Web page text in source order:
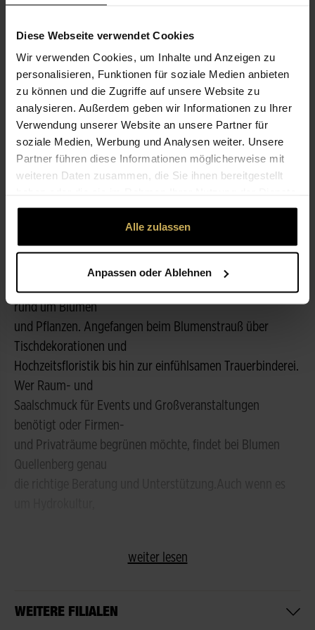
Diese Webseite verwendet Cookies
Wir verwenden Cookies, um Inhalte und Anzeigen zu
personalisieren, Funktionen für soziale Medien anbieten
zu können und die Zugriffe auf unsere Website zu
analysieren. Außerdem geben wir Informationen zu Ihrer
Verwendung unserer Website an unsere Partner für
soziale Medien, Werbung und Analysen weiter. Unsere
Partner führen diese Informationen möglicherweise mit
weiteren Daten zusammen, die Sie ihnen bereitgestellt
gesammelt haben.
Alle zulassen
Anpassen oder Ablehnen
ÖFFNUNGSZEITEN
LEISTUNGEN
ÜBER UNS
Meisterbetrieb
Willkommen in der Blütenoase Blumen Quellenberg in
Spezialist für hochwertige Floristik. Seit 70 Jahren erfüllt
das im Schattweg
ansässige Unternehmen seinen Kunden alle Wünsche
rund um Blumen
und Pflanzen. Angefangen beim Blumenstrauß über
Tischdekorationen und
Hochzeitsfloristik bis hin zur einfühlsamen Trauerbinderei.
Wer Raum- und
Saalschmuck für Events und Großveranstaltungen
benötigt oder Firmen-
und Privaträume begrünen möchte, findet bei Blumen
Quellenberg genau
weiter lesen
WEITERE FILIALEN